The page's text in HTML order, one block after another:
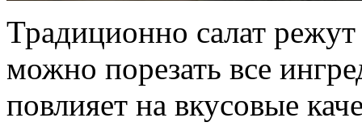
Традиционно салат
можно порезать все
повлияет на вкусовые